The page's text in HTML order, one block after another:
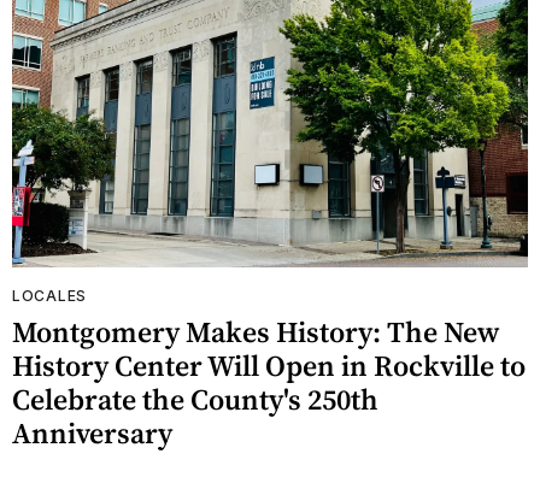
LOCALES
Montgomery Makes History: The New
History Center Will Open in Rockville to
Celebrate the County's 250th
Anniversary